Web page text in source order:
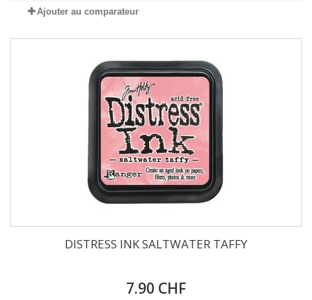
Ajouter au comparateur
DISTRESS INK SALTWATER TAFFY
7.90 CHF